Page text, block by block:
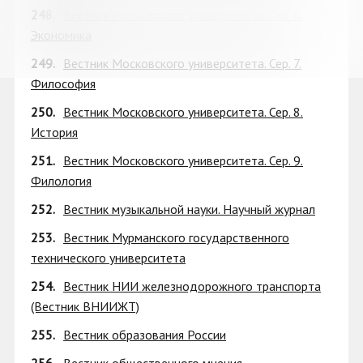
Экономика
249. Вестник Московского университета. Сер. 7.
Философия
250. Вестник Московского университета. Сер. 8.
История
251. Вестник Московского университета. Сер. 9.
Филология
252. Вестник музыкальной науки. Научный журнал
253. Вестник Мурманского государственного
технического университета
254. Вестник НИИ железнодорожного транспорта
(Вестник ВНИИЖТ)
255. Вестник образования России